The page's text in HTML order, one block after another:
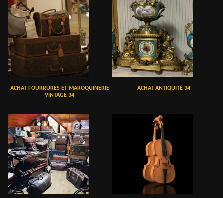
ACHAT FOURRURES ET MAROQUINERIE
VINTAGE 34
ACHAT ANTIQUITÉ 34